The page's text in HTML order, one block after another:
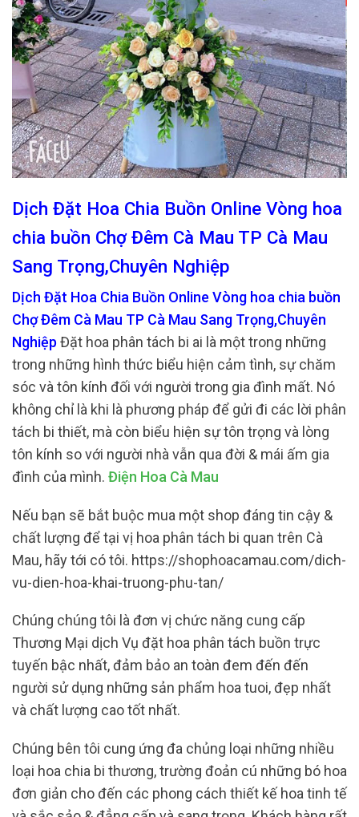
Dịch Đặt Hoa Chia Buồn Online Vòng hoa
chia buồn Chợ Đêm Cà Mau TP Cà Mau
Sang Trọng,Chuyên Nghiệp
Dịch Đặt Hoa Chia Buồn Online Vòng hoa chia buồn
Chợ Đêm Cà Mau TP Cà Mau Sang Trọng,Chuyên
Nghiệp Đặt hoa phân tách bi ai là một trong những
trong những hình thức biểu hiện cảm tình, sự chăm
sóc và tôn kính đối với người trong gia đình mất. Nó
không chỉ là khi là phương pháp để gửi đi các lời phân
tách bi thiết, mà còn biểu hiện sự tôn trọng và lòng
tôn kính so với người nhà vẫn qua đời & mái ấm gia
đình của mình. Điện Hoa Cà Mau
Nếu bạn sẽ bắt buộc mua một shop đáng tin cậy &
chất lượng để tại vị hoa phân tách bi quan trên Cà
Mau, hãy tới có tôi. https://shophoacamau.com/dich-
vu-dien-hoa-khai-truong-phu-tan/
Chúng chúng tôi là đơn vị chức năng cung cấp
Thương Mại dịch Vụ đặt hoa phân tách buồn trực
tuyến bậc nhất, đảm bảo an toàn đem đến đến
người sử dụng những sản phẩm hoa tuoi, đẹp nhất
và chất lượng cao tốt nhất.
Chúng bên tôi cung ứng đa chủng loại những nhiều
loại hoa chia bi thương, trường đoản cú những bó hoa
đơn giản cho đến các phong cách thiết kế hoa tinh tế